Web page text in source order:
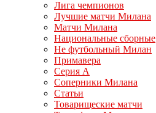
Лига чемпионов
Лучшие матчи Милана
Матчи Милана
Национальные сборные
Не футбольный Милан
Примавера
Серия А
Соперники Милана
Статьи
Товарищеские матчи